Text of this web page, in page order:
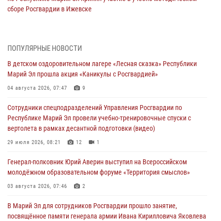
сборе Росгвардии в Ижевске
провели более 90 проверок мест хранения гражданского оружия
06 августа 2026, 08:00
В Марий Эл сотрудники вневедомственной охраны Росгвардии за
05 августа 2026, 09:44
В Марий Эл для сотрудников Росгвардии прошло занятие,
посвящённое памяти генерала армии Ивана Кирилловича Яковлева
В детском оздоровительном лагере «Лесная сказка» Республики
Марий Эл прошла акция «Каникулы с Росгвардией»
Сотрудники Центра лицензионно-разрешительной работы
ПОПУЛЯРНЫЕ НОВОСТИ
В детском оздоровительном лагере «Лесная сказка» Республики
Марий Эл прошла акция «Каникулы с Росгвардией»
04 августа 2026, 07:47 9
Сотрудники спецподразделений Управления Росгвардии по
Республике Марий Эл провели учебно-тренировочные спуски с
вертолета в рамках десантной подготовки (видео)
29 июля 2026, 08:21 12 1
Генерал-полковник Юрий Аверин выступил на Всероссийском
молодёжном образовательном форуме «Территория смыслов»
03 августа 2026, 07:46 2
В Марий Эл для сотрудников Росгвардии прошло занятие,
посвящённое памяти генерала армии Ивана Кирилловича Яковлева